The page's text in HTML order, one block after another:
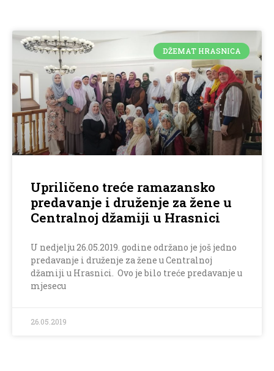
DŽEMAT HRASNICA
Upriličeno treće ramazansko
predavanje i druženje za žene u
Centralnoj džamiji u Hrasnici
U nedjelju 26.05.2019. godine održano je još jedno
predavanje i druženje za žene u Centralnoj
džamiji u Hrasnici. Ovo je bilo treće predavanje u
mjesecu
26.05.2019